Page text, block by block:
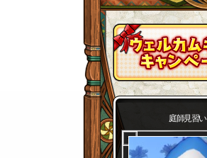
庭師見習い